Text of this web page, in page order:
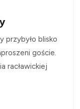
przybyło blisko
goście.
racławickiej